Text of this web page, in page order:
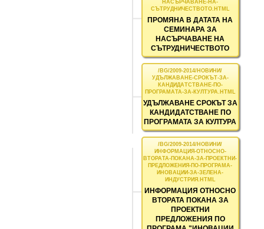
ПРОМЯНА В ДАТАТА НА
СЕМИНАРА ЗА
НАСЪРЧАВАНЕ НА
СЪТРУДНИЧЕСТВОТО
УДЪЛЖАВАНЕ СРОКЪТ ЗА
КАНДИДАТСТВАНЕ ПО
ПРОГРАМАТА ЗА КУЛТУРА
ИНФОРМАЦИЯ ОТНОСНО
ВТОРАТА ПОКАНА ЗА
ПРОЕКТНИ
ПРЕДЛОЖЕНИЯ ПО